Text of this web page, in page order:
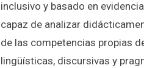
inclusivo y basado en
capaz de analizar
de las competencias propias
lingüísticas, discursivas y